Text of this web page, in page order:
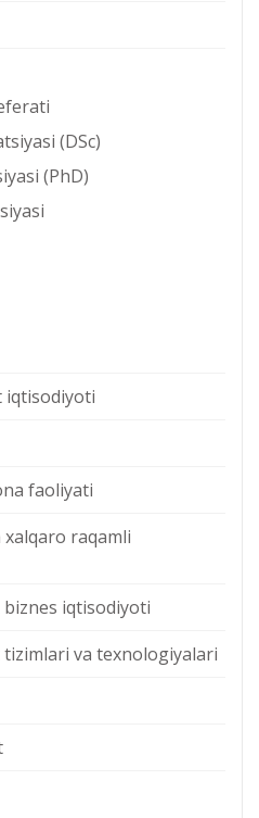
(DSc)
(PhD)
iqtisodiyoti
faoliyati
xalqaro raqamli
iqtisodiyoti
va texnologiyalari